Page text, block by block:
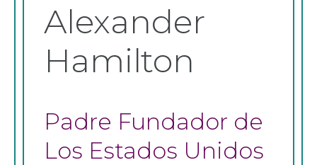
Alexander
Hamilton
Padre Fundador de
Los Estados Unidos